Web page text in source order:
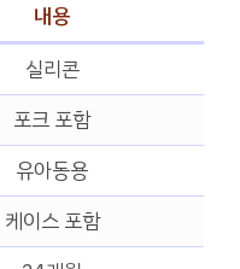
내용
실리콘
포크 포함
유아동용
케이스 포함